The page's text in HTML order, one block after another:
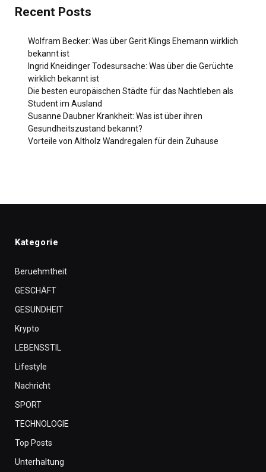
Recent Posts
Wolfram Becker: Was über Gerit Klings Ehemann wirklich
bekannt ist
Ingrid Kneidinger Todesursache: Was über die Gerüchte
wirklich bekannt ist
Die besten europäischen Städte für das Nachtleben als
Student im Ausland
Susanne Daubner Krankheit: Was ist über ihren
Gesundheitszustand bekannt?
Vorteile von Altholz Wandregalen für dein Zuhause
Kategorie
Beruehmtheit
GESCHÄFT
GESUNDHEIT
Krypto
LEBENSSTIL
Lifestyle
Nachricht
SPORT
TECHNOLOGIE
Top Posts
Unterhaltung